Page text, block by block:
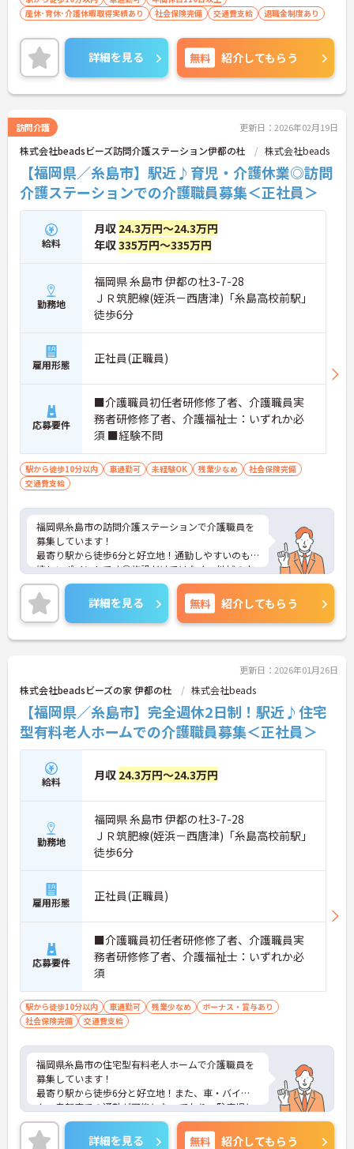
産休･育休･介護休暇取得実績あり
社会保険完備 交通費支給 退職金制度あり
詳細を見る 無料 紹介してもらう
訪問介護 更新日：2026年02月19日
株式会社beadsビーズ訪問介護ステーション伊都の杜 株式会社beads
【福岡県／糸島市】駅近♪育児・介護休業◎訪問
介護ステーションでの介護職員募集＜正社員＞
給料
月収 24.3万円～24.3万円
年収335万円～335万円
勤務地
福岡県 糸島市 伊都の杜3-7-28
ＪＲ筑肥線(姪浜－西唐津)「糸島高校前駅」
徒歩6分
雇用形態 正社員(正職員)
応募要件
■介護職員初任者研修修了者、介護職員実
務者研修修了者、介護福祉士：いずれか必
須 ■経験不問
駅から徒歩10分以内 車通勤可 未経験OK 残業少なめ
社会保険完備
交通費支給
福岡県糸島市の訪問介護ステーションで介護職員を
募集しています！
最寄り駅から徒歩6分と好立地！通勤しやすいのも
嬉しいポイントです◎施設だけではなく、地域の方
のご自宅にも訪問し様々な方と関わりながら経験が
詰める環境で働くことができます♪
ご興味のある方は、面接のポイントをお伝えします
のでご連絡ください！
詳細を見る 無料 紹介してもらう
更新日：2026年01月26日
株式会社beadsビーズの家 伊都の杜 株式会社beads
【福岡県／糸島市】完全週休2日制！駅近♪住宅
型有料老人ホームでの介護職員募集＜正社員＞
給料 月収 24.3万円～24.3万円
勤務地
福岡県 糸島市 伊都の杜3-7-28
ＪＲ筑肥線(姪浜－西唐津)「糸島高校前駅」
徒歩6分
雇用形態 正社員(正職員)
応募要件
■介護職員初任者研修修了者、介護職員実
務者研修修了者、介護福祉士：いずれか必
須
駅から徒歩10分以内 車通勤可 残業少なめ
ボーナス・賞与あり
社会保険完備
交通費支給
福岡県糸島市の住宅型有料老人ホームで介護職員を
募集しています！
最寄り駅から徒歩6分と好立地！また、車・バイ
ク・自転車での通勤が可能となっており、駐車場と
駐輪場が完備されているので様々な手段での通勤が
可能です◎
詳細を見る 無料 紹介してもらう